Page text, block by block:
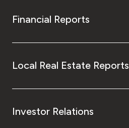
Financial Reports
Local Real Estate Reports
Investor Relations